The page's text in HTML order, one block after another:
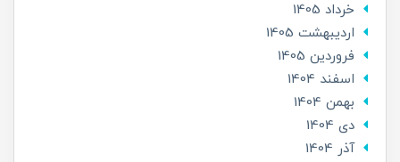
خرداد 1405
ارديبهشت 1405
فروردین 1405
اسفند 1404
بهمن 1404
دی 1404
آذر 1404